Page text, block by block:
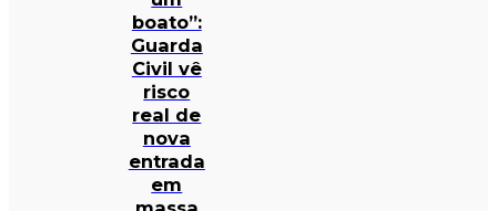
boato”:
Guarda
Civil vê
risco
real de
nova
entrada
em